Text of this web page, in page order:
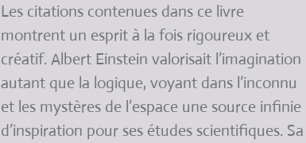
Les citations contenues dans ce livre
montrent un esprit à la fois rigoureux et
créatif. Albert Einstein valorisait l’imagination
autant que la logique, voyant dans l’inconnu
et les mystères de l’espace une source infinie
d’inspiration pour ses études scientifiques. Sa